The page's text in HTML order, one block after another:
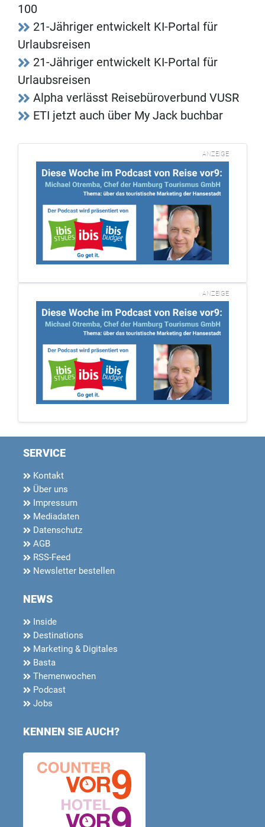
100
21-Jähriger entwickelt KI-Portal für
Urlaubsreisen
21-Jähriger entwickelt KI-Portal für
Urlaubsreisen
Alpha verlässt Reisebüroverbund VUSR
ETI jetzt auch über My Jack buchbar
ANZEIGE
ANZEIGE
SERVICE
Kontakt
Über uns
Impressum
Mediadaten
Datenschutz
AGB
RSS-Feed
Newsletter bestellen
NEWS
Inside
Destinations
Marketing & Digitales
Basta
Themenwochen
Podcast
Jobs
KENNEN SIE AUCH?